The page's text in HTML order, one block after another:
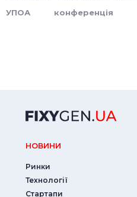
УПОА конференція
НОВИНИ
Ринки
Технології
Стартапи